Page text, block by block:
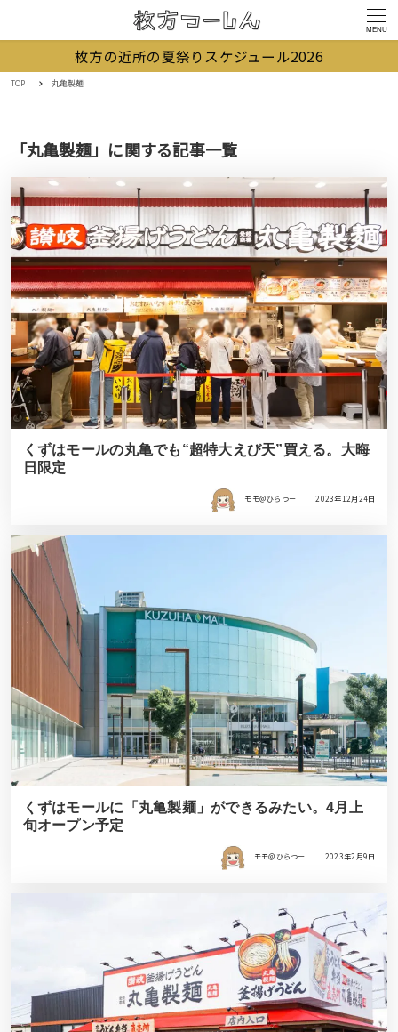
MENU
枚方の近所の夏祭りスケジュール2026
TOP 丸亀製麺
「丸亀製麺」に関する記事一覧
くずはモールの丸亀でも“超特大えび天”買える。大晦
日限定
モモ＠ひらつー 2023年12月24日
くずはモールに「丸亀製麺」ができるみたい。4月上
旬オープン予定
モモ＠ひらつー 2023年2月9日